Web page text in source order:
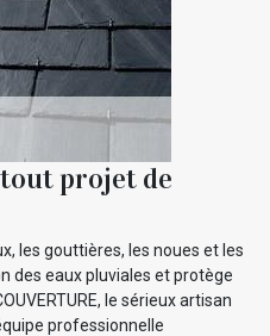
projet de
les gouttières, les noues et les
des eaux pluviales et protège
le sérieux artisan
professionnelle